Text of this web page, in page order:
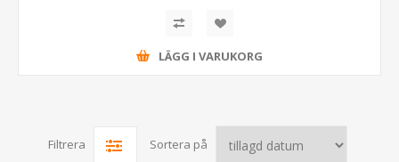
LÄGG I VARUKORG
Filtrera Sortera på